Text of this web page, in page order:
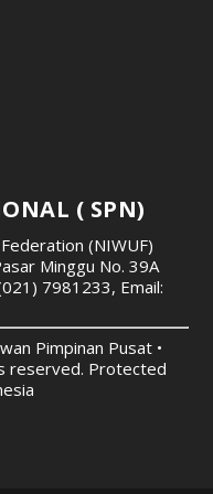
( SPN)
(NIWUF)
Minggu No. 39A
7981233, Email:
Pimpinan Pusat •
reserved. Protected